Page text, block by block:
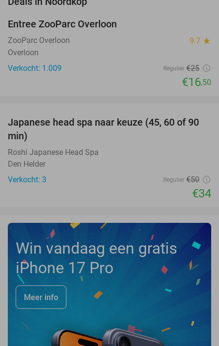
Entree ZooParc Overloon
ZooParc Overloon 9.7 star
Overloon
Verkocht: 1.009
Regulier €25
€16,50
32%
TODAY
Japanese head spa naar keuze (45, 60 of 90
min)
Roshi Japanese Head Spa
Den Helder
Verkocht: 3
Regulier €50
€34
Win vandaag een gratis
iPhone 17 Pro
Meer info